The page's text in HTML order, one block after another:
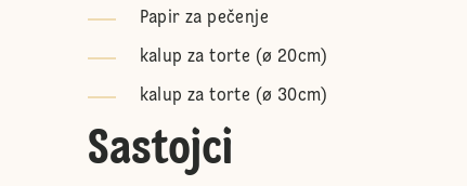
Papir za pečenje
kalup za torte (ø 20cm)
kalup za torte (ø 30cm)
Sastojci